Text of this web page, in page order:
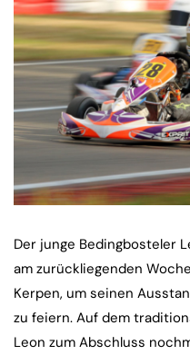
Der junge Bedingbosteler
am zurückliegenden
Kerpen, um seinen
zu feiern. Auf dem
Leon zum Abschluss